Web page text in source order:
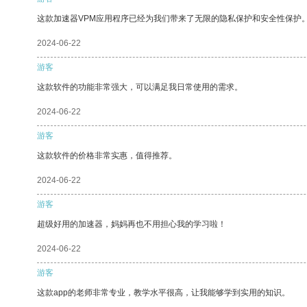
这款加速器VPM应用程序已经为我们带来了无限的隐私保护和安全性保护
2024-06-22
游客
这款软件的功能非常强大，可以满足我日常使用的需求。
2024-06-22
游客
这款软件的价格非常实惠，值得推荐。
2024-06-22
游客
超级好用的加速器，妈妈再也不用担心我的学习啦！
2024-06-22
游客
这款app的老师非常专业，教学水平很高，让我能够学到实用的知识。